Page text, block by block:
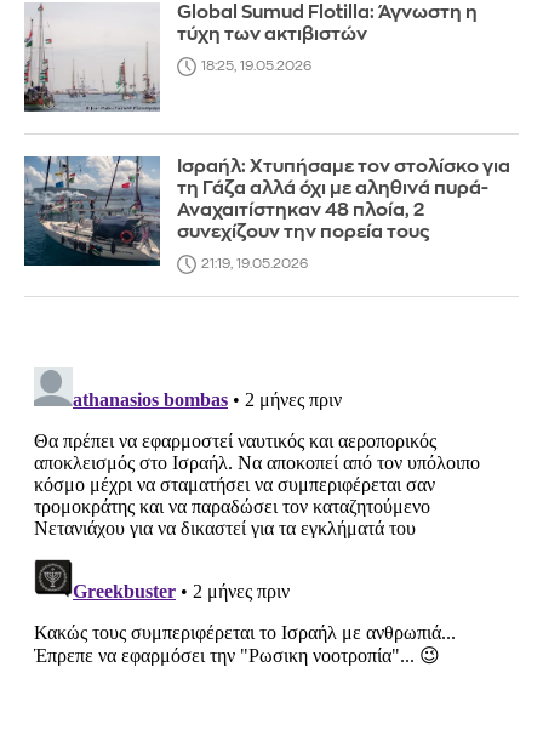
Global Sumud Flotilla: Άγνωστη η
τύχη των ακτιβιστών
18:25, 19.05.2026
Iσραήλ: Χτυπήσαμε τον στολίσκο για
τη Γάζα αλλά όχι με αληθινά πυρά-
Αναχαιτίστηκαν 48 πλοία, 2
συνεχίζουν την πορεία τους
21:19, 19.05.2026